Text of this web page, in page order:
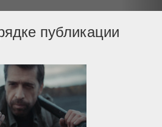
публикации